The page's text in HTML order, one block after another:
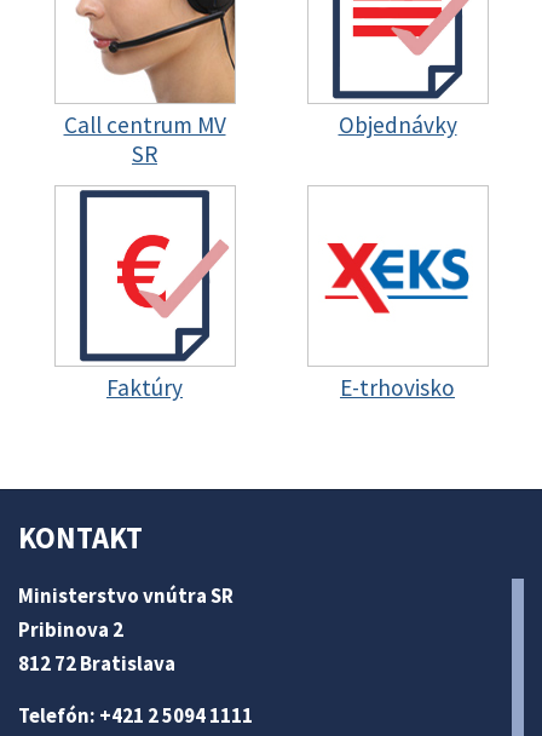
Call centrum MV
SR
Objednávky
Faktúry E-trhovisko
KONTAKT
Ministerstvo vnútra SR
Pribinova 2
812 72 Bratislava
Telefón: +421 2 5094 1111